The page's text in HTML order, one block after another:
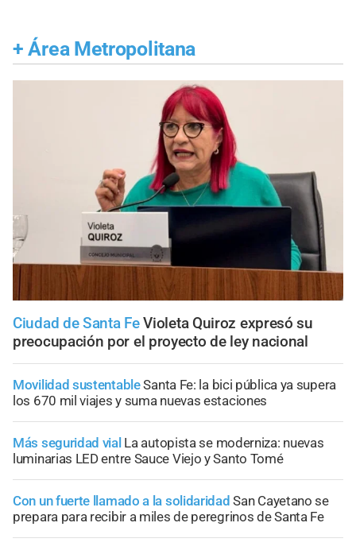
+ Área Metropolitana
Ciudad de Santa Fe Violeta Quiroz expresó su
preocupación por el proyecto de ley nacional
Movilidad sustentableSanta Fe: la bici pública ya supera
los 670 mil viajes y suma nuevas estaciones
Más seguridad vial La autopista se moderniza: nuevas
luminarias LED entre Sauce Viejo y Santo Tomé
Con un fuerte llamado a la solidaridad San Cayetano se
prepara para recibir a miles de peregrinos de Santa Fe